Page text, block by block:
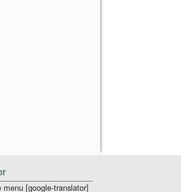
[google-translator]